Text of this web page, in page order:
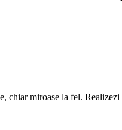
chiar miroase la fel. Realizezi